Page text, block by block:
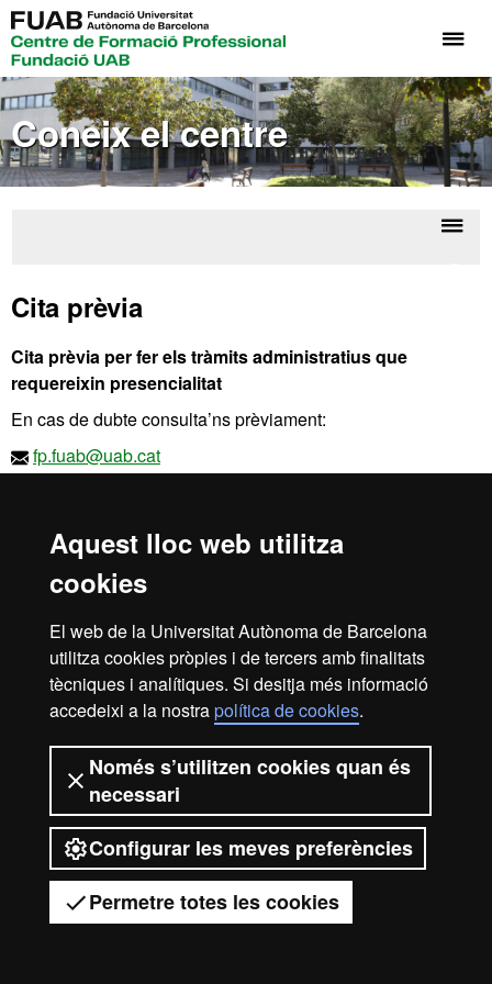
Aquest lloc web utilitza
cookies
El web de la Universitat Autònoma de Barcelona
utilitza cookies pròpies i de tercers amb finalitats
tècniques i analítiques. Si desitja més informació
accedeixi a la nostrapolítica de cookies.
Només s’utilitzen cookies quan és
necessari
Configurar les meves preferències
Permetre totes les cookies
el
de
Coneix el centre
Cita prèvia
Cita prèvia per fer els tràmits administratius que
requereixin presencialitat
En cas de dubte consulta’ns prèviament:
fp.fuab@uab.cat
Reconeixement internacional de l'excel·lència
HR
in
Avís legal Protecció de dades Sobre el web
Accessibilitat web Mapa del web UAB
2026 Universitat Autònoma de Barcelona